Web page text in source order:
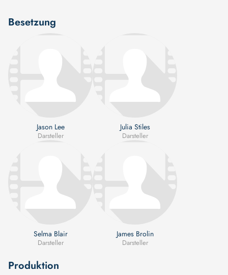
Besetzung
Jason Lee
Darsteller
Julia Stiles
Darsteller
Selma Blair
Darsteller
James Brolin
Darsteller
Produktion